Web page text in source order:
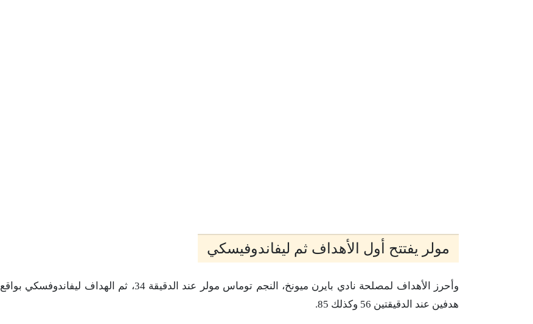
مولر يفتتح أول الأهداف ثم ليفاندوفيسكي
وأحرز الأهداف لمصلحة نادي بايرن ميونخ، النجم توماس مولر عند الدقيقة 34، ثم الهداف ليفاندوفسكي بواقع
هدفين عند الدقيقتين 56 وكذلك 85.